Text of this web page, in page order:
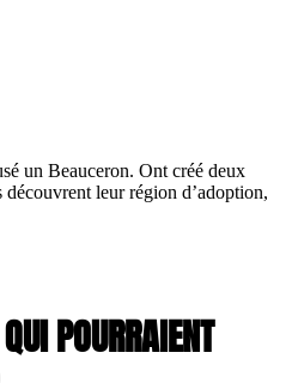
un Beauceron. Ont créé deux
leur région d’adoption,
POURRAIENT